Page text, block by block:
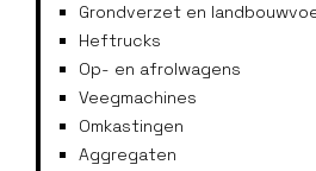
Grondverzet en
Heftrucks
Op- en afrolwagens
Veegmachines
Omkastingen
Aggregaten